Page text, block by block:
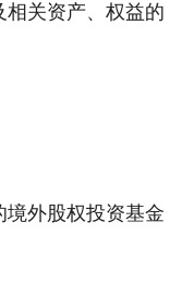
关资产、权益的
境外股权投资基金